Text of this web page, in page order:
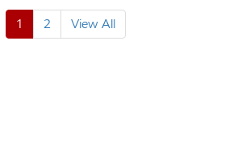
1 2 View All